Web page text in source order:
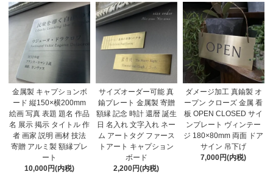
金属製 キャプションボ
ード 縦150×横200mm
絵画 写真 表題 題名 作品
名 展示 掲示 タイトル 作
者 画家 説明 画材 技法
寄贈 アルミ製 額縁プレ
ート
10,000円(内税)
サイズオーダー可能 真
鍮プレート 金属製 寄贈
額縁 記念 時計 還暦 誕生
日 名入れ 文字入れ ネー
ム アートタグ ファース
トアート キャプション
ボード
2,200円(内税)
ダメージ加工 真鍮製 オ
ープン クローズ 金属 看
板 OPEN CLOSED サイ
ンプレート ヴィンテー
ジ 180×80mm 両面 ドア
サイン 吊下げ
7,000円(内税)